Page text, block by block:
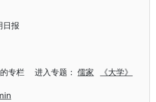
日报
的专栏 进入专题：儒家 《大学》